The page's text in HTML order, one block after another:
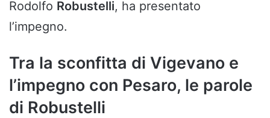
Rodolfo Robustelli, ha presentato
l’impegno.
Tra la sconfitta di Vigevano e
l’impegno con Pesaro, le parole
di Robustelli